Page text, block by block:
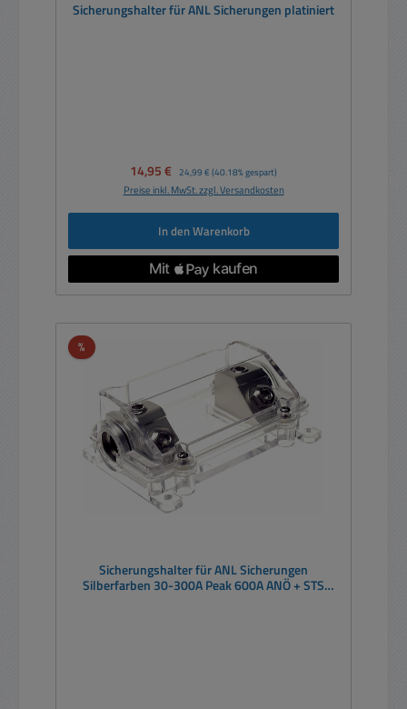
Sicherungshalter für ANL Sicherungen platiniert
Verkaufspreis:
14,95 € Regulärer Preis:
24,99 € (40.18% gespart)
Preise inkl. MwSt. zzgl. Versandkosten
In den Warenkorb
%Rabatt
Sicherungshalter für ANL Sicherungen
Silberfarben 30-300A Peak 600A ANÖ + STS